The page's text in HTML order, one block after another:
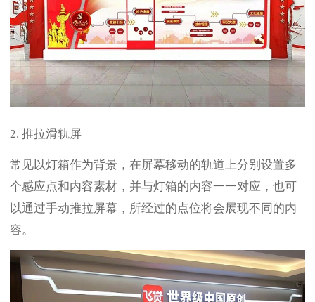
2. 推拉滑轨屏
常见以灯箱作为背景，在屏幕移动的轨道上分别设置多
个感应点和内容素材，并与灯箱的内容一一对应，也可
以通过手动推拉屏幕，所经过的点位将会展现不同的内
容。